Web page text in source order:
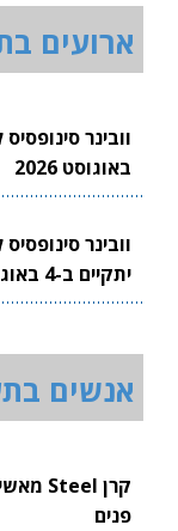
ארועים
באוגוסט 2026
יתקיים ב-4 באוגוסט 2026
אנשים
פנים